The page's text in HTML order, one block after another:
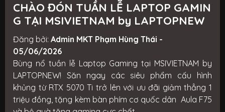
CHÀO ĐÓN TUẦN LỄ LAPTOP GAMIN
G TẠI MSIVIETNAM by LAPTOPNEW
Đăng bởi: Admin MKT Phạm Hùng Thái -
05/06/2026
Bùng nổ tuần lễ Laptop Gaming tại MSIVIETNAM by
LAPTOPNEW! Săn ngay các siêu phẩm cấu hình
khủng từ RTX 5070 Ti trở lên với ưu đãi giảm thẳng 1
triệu đồng, tặng kèm bàn phím cơ quốc dân Aula F75